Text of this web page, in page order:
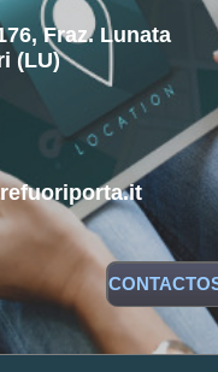
Fraz. Lunata
(LU)